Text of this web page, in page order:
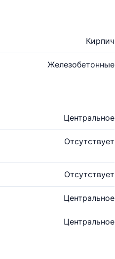
Кирпич
Железобетонные
Центральное
Отсутствует
Отсутствует
Центральное
Центральное